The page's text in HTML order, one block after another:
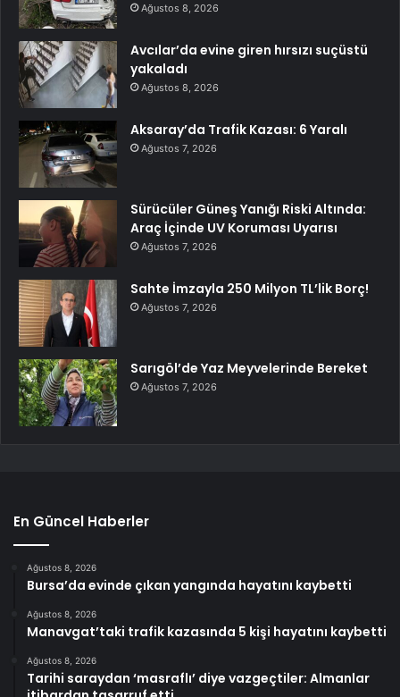
Ağustos 8, 2026
Avcılar’da evine giren hırsızı suçüstü
yakaladı
Ağustos 8, 2026
Aksaray’da Trafik Kazası: 6 Yaralı
Ağustos 7, 2026
Sürücüler Güneş Yanığı Riski Altında:
Araç İçinde UV Koruması Uyarısı
Ağustos 7, 2026
Sahte İmzayla 250 Milyon TL’lik Borç!
Ağustos 7, 2026
Sarıgöl’de Yaz Meyvelerinde Bereket
Ağustos 7, 2026
En Güncel Haberler
Ağustos 8, 2026
Bursa’da evinde çıkan yangında hayatını kaybetti
Ağustos 8, 2026
Manavgat’taki trafik kazasında 5 kişi hayatını kaybetti
Ağustos 8, 2026
Tarihi saraydan ‘masraflı’ diye vazgeçtiler: Almanlar